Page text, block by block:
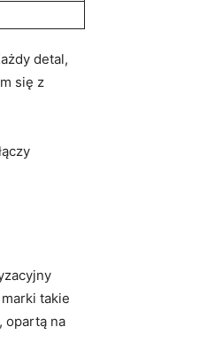
detal,
się z
takie
opartą‍ na